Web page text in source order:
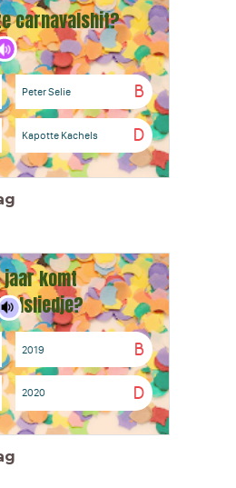
carnavalshit?
B
Peter Selie
D
Kapotte Kachels
komt
liedje?
B
2019
D
2020